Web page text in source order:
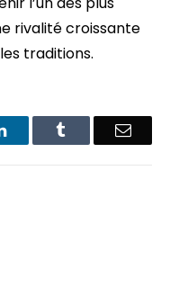
rivalité croissante
traditions.
LinkedIn Email